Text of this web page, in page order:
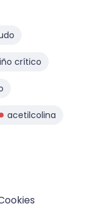
crítico
acetilcolina